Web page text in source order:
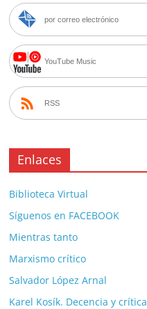
por correo electrónico
YouTube Music
RSS
Enlaces
Biblioteca Virtual
Síguenos en FACEBOOK
Mientras tanto
Marxismo crítico
Salvador López Arnal
Karel Kosík. Decencia y crítica